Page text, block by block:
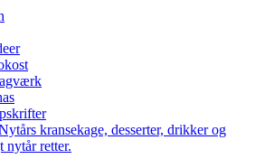
kransekage, desserter, drikker og
nytår retter.